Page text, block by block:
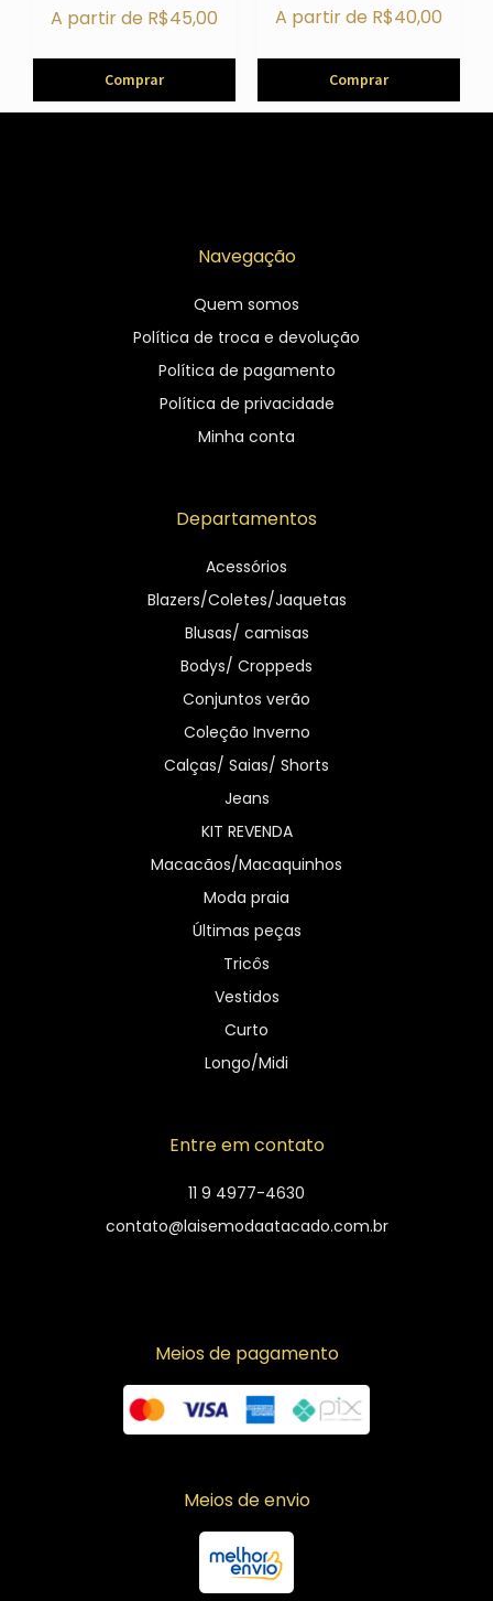
A partir de R$45,00
Comprar
A partir de R$40,00
Comprar
Navegação
Quem somos
Política de troca e devolução
Política de pagamento
Política de privacidade
Minha conta
Departamentos
Acessórios
Blazers/Coletes/Jaquetas
Blusas/ camisas
Bodys/ Croppeds
Conjuntos verão
Coleção Inverno
Calças/ Saias/ Shorts
Jeans
KIT REVENDA
Macacãos/Macaquinhos
Moda praia
Últimas peças
Tricôs
Vestidos
Curto
Longo/Midi
Entre em contato
11 9 4977-4630
contato@laisemodaatacado.com.br
Meios de pagamento
Meios de envio